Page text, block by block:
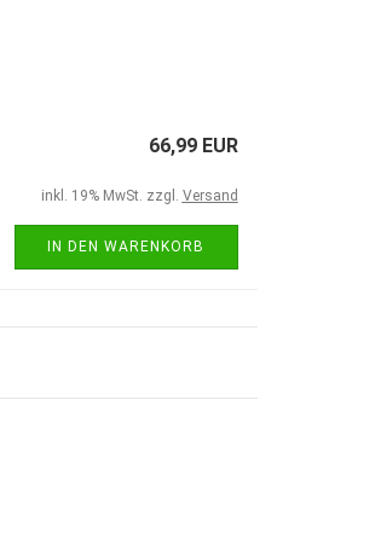
66,99 EUR
inkl. 19% MwSt. zzgl. Versand
IN DEN WARENKORB